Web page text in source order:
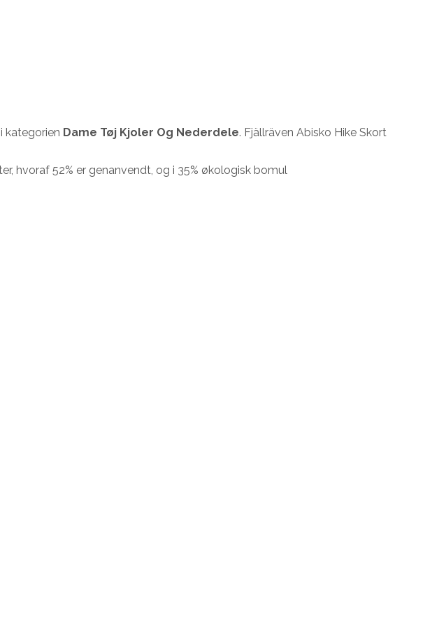
kategorien Dame Tøj Kjoler Og Nederdele. Fjällräven Abisko Hike Skort
hvoraf 52% er genanvendt, og i 35% økologisk bomul